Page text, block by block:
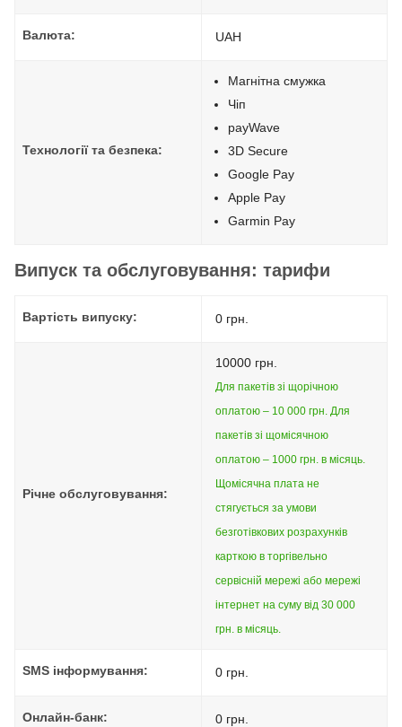
Валюта: UAH
Технології та безпека:
Магнітна смужка
Чіп
payWave
3D Secure
Google Pay
Apple Pay
Garmin Pay
Випуск та обслуговування: тарифи
Вартість випуску: 0 грн.
Річне обслуговування:
10000 грн.
Для пакетів зі щорічною
оплатою – 10 000 грн. Для
пакетів зі щомісячною
оплатою – 1000 грн. в місяць.
Щомісячна плата не
стягується за умови
безготівкових розрахунків
карткою в торгівельно
сервісній мережі або мережі
інтернет на суму від 30 000
грн. в місяць.
SMS інформування: 0 грн.
Онлайн-банк: 0 грн.